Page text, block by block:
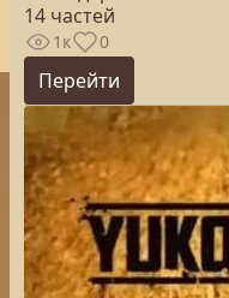
14 частей
1к 0
Перейти